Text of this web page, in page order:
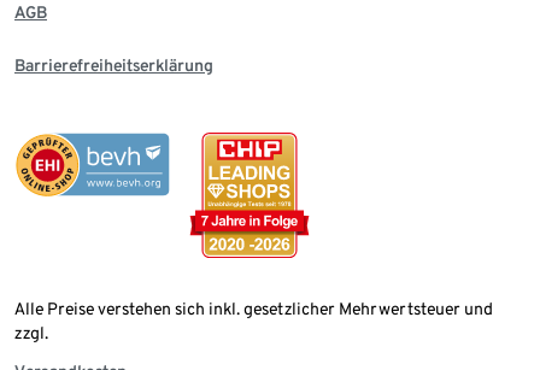
AGB
Barrierefreiheitserklärung
Alle Preise verstehen sich inkl. gesetzlicher Mehrwertsteuer und
zzgl.